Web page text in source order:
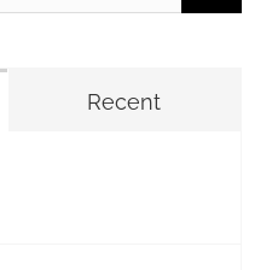
Recent